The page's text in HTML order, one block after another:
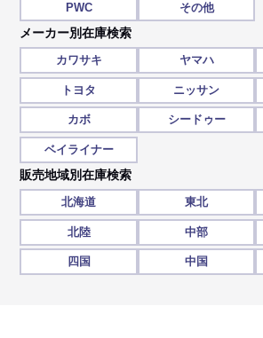
PWC その他
メーカー別在庫検索
カワサキ ヤマハ
トヨタ ニッサン
カボ シードゥー
ベイライナー
販売地域別在庫検索
北海道 東北
北陸 中部
四国 中国